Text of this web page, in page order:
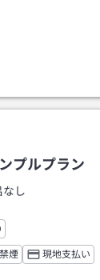
プルプラン
し
アウト
禁煙 現地支払い